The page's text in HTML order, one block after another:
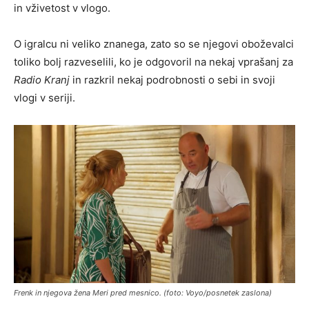
in vživetost v vlogo.
O igralcu ni veliko znanega, zato so se njegovi oboževalci
toliko bolj razveselili, ko je odgovoril na nekaj vprašanj za
Radio Kranj in razkril nekaj podrobnosti o sebi in svoji
vlogi v seriji.
Frenk in njegova žena Meri pred mesnico. (foto: Voyo/posnetek zaslona)